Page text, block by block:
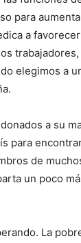
para
a
elegimos a
a su
para
de
un poco
La